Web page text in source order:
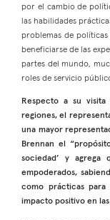
por el cambio de
las habilidades
problemas de
beneficiarse de las
partes del mundo,
roles de servicio
Respecto a su
regiones, el
una mayor
Brennan el
sociedad’ y agrega
empoderados,
como prácticas
impacto positivo en